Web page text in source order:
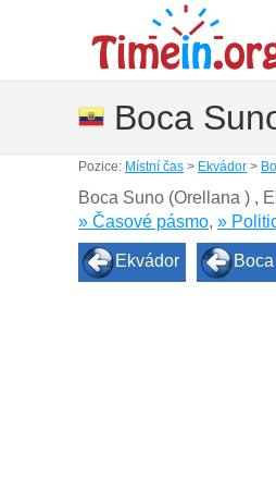
Boca
Pozice: Místní čas > Ekvádor >
Boca Suno (Orellana ) ,
» Časové pásmo, »
Ekvádor